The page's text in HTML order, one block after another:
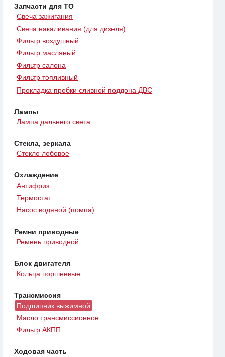
Запчасти для ТО
Свеча зажигания
Свеча накаливания (для дизеля)
Фильтр воздушный
Фильтр масляный
Фильтр салона
Фильтр топливный
Прокладка пробки сливной поддона ДВС
Лампы
Лампа дальнего света
Стекла, зеркала
Стекло лобовое
Охлаждение
Антифриз
Термостат
Насос водяной (помпа)
Ремни приводные
Ремень приводной
Блок двигателя
Кольца поршневые
Трансмиссия
Подшипник выжимной
Масло трансмиссионное
Фильтр АКПП
Ходовая часть